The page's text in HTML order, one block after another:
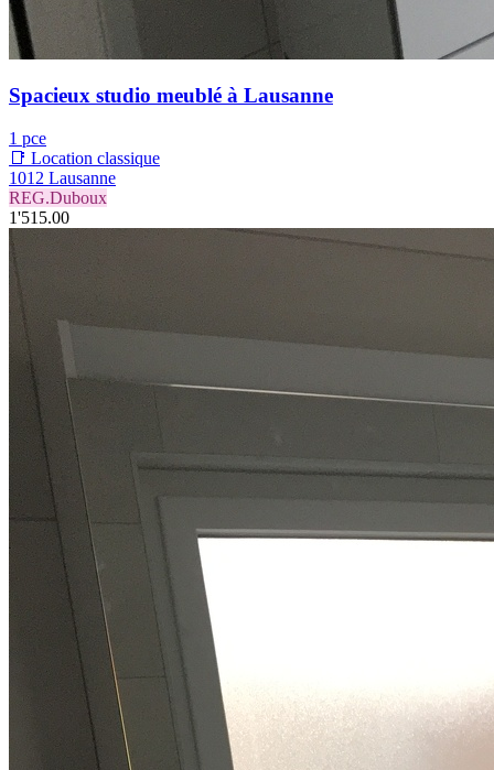
Spacieux studio meublé à Lausanne
1 pce
📑 Location classique
1012 Lausanne
REG.Duboux
1'515.00